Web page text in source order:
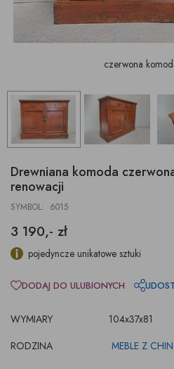
czerwona
Drewniana komoda
renowacji
SYMBOL: 6015
3 190,- zł
pojedyncze unikatowe sztuki
WYMIARY
104x37x81
RODZINA
MEBLE Z CHIN
DODAJ DO ULUBIONYCH